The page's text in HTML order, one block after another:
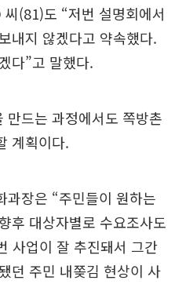
(81)도 “저번 설명회에서
내지 않겠다고 약속했다.
다”고 말했다.
만드는 과정에서도 쪽방촌
계획이다.
과장은 “주민들이 원하는
후 대상자별로 수요조사도
사업이 잘 추진돼서 그간
던 주민 내쫒김 현상이 사